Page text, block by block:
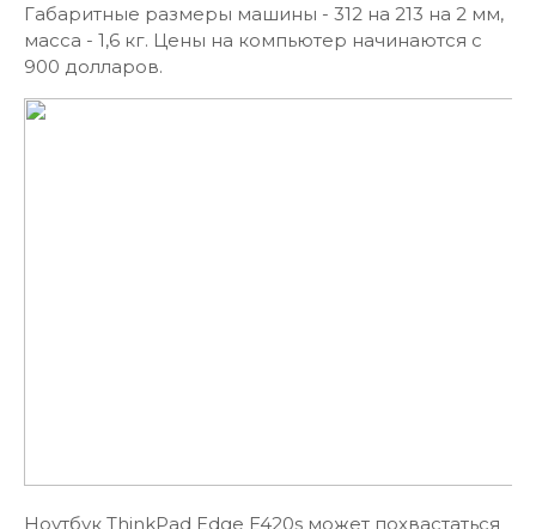
Габаритные размеры машины - 312 на 213 на 2 мм,
масса - 1,6 кг. Цены на компьютер начинаются с
900 долларов.
Ноутбук ThinkPad Edge E420s может похвастаться